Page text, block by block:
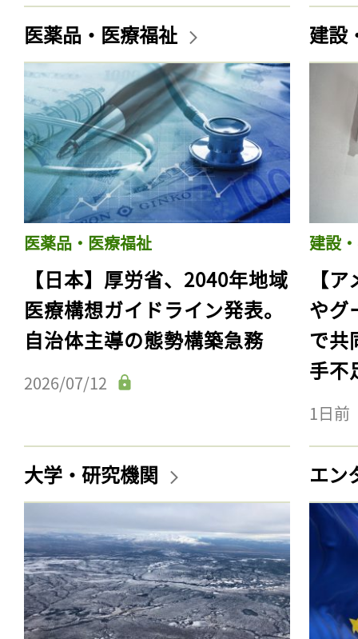
医薬品・医療福祉
医薬品・医療福祉
【日本】厚労省、2040年地域
医療構想ガイドライン発表。
自治体主導の態勢構築急務
2026/07/12
建設
建設
【
やグ
で共
手不
1日前
大学・研究機関 エン